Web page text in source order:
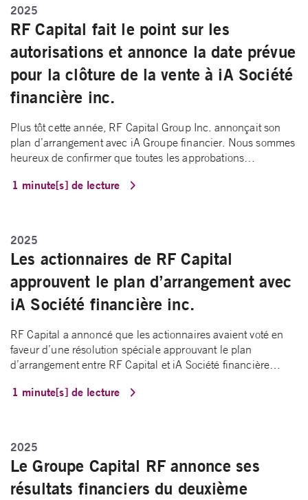
2025
RF Capital fait le point sur les
autorisations et annonce la date prévue
pour la clôture de la vente à iA Société
financière inc.
Plus tôt cette année, RF Capital Group Inc. annonçait son
plan d’arrangement avec iA Groupe financier. Nous sommes
heureux de confirmer que toutes les approbations…
1 minute[s] de lecture
2025
Les actionnaires de RF Capital
approuvent le plan d’arrangement avec
iA Société financière inc.
RF Capital a annoncé que les actionnaires avaient voté en
faveur d’une résolution spéciale approuvant le plan
d’arrangement entre RF Capital et iA Société financière…
1 minute[s] de lecture
2025
Le Groupe Capital RF annonce ses
résultats financiers du deuxième